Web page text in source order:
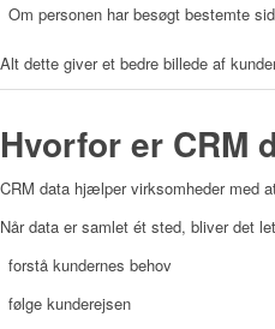
Om personen har besøgt bestemte
Alt dette giver et bedre billede af
Hvorfor er CRM
CRM data hjælper virksomheder med
Når data er samlet ét sted, bliver det
forstå kundernes behov
følge kunderejsen